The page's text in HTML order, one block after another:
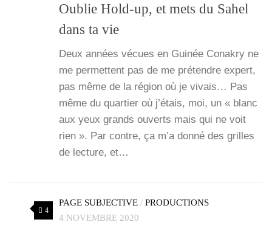
Oublie Hold-up, et mets du Sahel
dans ta vie
Deux années vécues en Gui­née Cona­kry ne
me per­mettent pas de me pré­tendre expert,
pas même de la région où je vivais… Pas
même du quar­tier où j’étais, moi, un « blanc
aux yeux grands ouverts mais qui ne voit
rien ». Par contre, ça m’a don­né des grilles
de lec­ture, et…
4
PAGE SUBJECTIVE / PRODUCTIONS
4 NOVEMBRE 2020